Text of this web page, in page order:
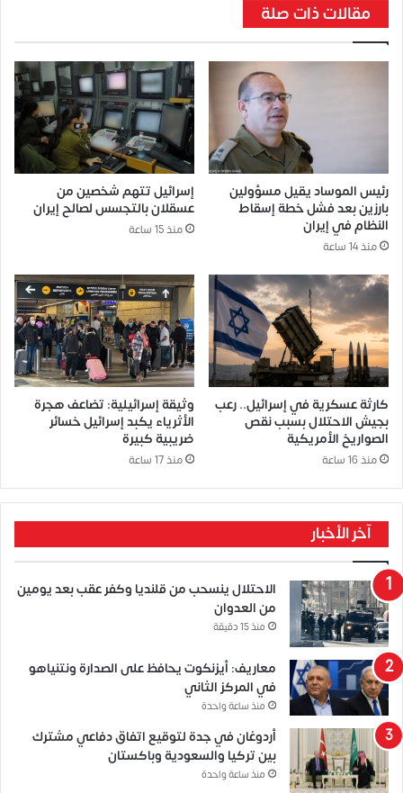
مقالات ذات صلة
رئيس الموساد يقيل مسؤولين
بارزين بعد فشل خطة إسقاط
النظام في إيران
منذ 14 ساعة
إسرائيل تتهم شخصين من
عسقلان بالتجسس لصالح إيران
منذ 15 ساعة
كارثة عسكرية في إسرائيل.. رعب
بجيش الاحتلال بسبب نقص
الصواريخ الأمريكية
منذ 16 ساعة
وثيقة إسرائيلية: تضاعف هجرة
الأثرياء يكبد إسرائيل خسائر
ضريبية كبيرة
منذ 17 ساعة
آخر الأخبار
الاحتلال ينسحب من قلنديا وكفر عقب بعد يومين
من العدوان
منذ 15 دقيقة
معاريف: أيزنكوت يحافظ على الصدارة ونتنياهو
في المركز الثاني
منذ ساعة واحدة
أردوغان في جدة لتوقيع اتفاق دفاعي مشترك
بين تركيا والسعودية وباكستان
منذ ساعة واحدة